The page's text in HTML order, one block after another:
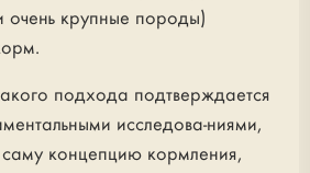
очень крупные породы)
подхода подтверждается
исследова-ниями,
саму концепцию кормления,